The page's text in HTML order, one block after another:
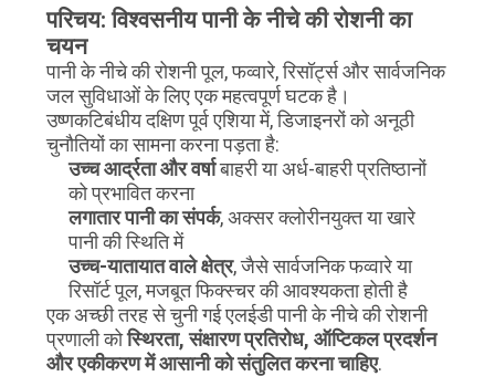
समाचार
मामलों
साइटमैप
गोपनीयता
परिचय: विश्वसनीय पानी के नीचे की रोशनी का
चयन
पानी के नीचे की रोशनी पूल, फव्वारे, रिसॉर्ट्स और सार्वजनिक
जल सुविधाओं के लिए एक महत्वपूर्ण घटक है।
उष्णकटिबंधीय दक्षिण पूर्व एशिया में, डिजाइनरों को अनूठी
चुनौतियों का सामना करना पड़ता है:
उच्च आर्द्रता और वर्षाबाहरी या अर्ध-बाहरी प्रतिष्ठानों
को प्रभावित करना
लगातार पानी का संपर्क, अक्सर क्लोरीनयुक्त या खारे
पानी की स्थिति में
उच्च-यातायात वाले क्षेत्र, जैसे सार्वजनिक फव्वारे या
रिसॉर्ट पूल, मजबूत फिक्स्चर की आवश्यकता होती है
एक अच्छी तरह से चुनी गई एलईडी पानी के नीचे की रोशनी
प्रणाली कोस्थिरता, संक्षारण प्रतिरोध, ऑप्टिकल प्रदर्शन
और एकीकरण में आसानी को संतुलित करना चाहिए.